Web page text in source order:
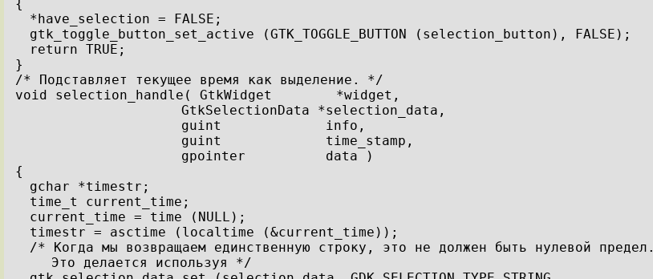
{
*have_selection = FALSE;
gtk_toggle_button_set_active (GTK_TOGGLE_BUTTON (selection_button), FALSE);
return TRUE;
}
/* Подставляет текущее время как выделение.
*/
void selection_handle( GtkWidget        *widget,
GtkSelectionData *selection_data,
guint             info,
guint             time_stamp,
gpointer          data )
{
gchar *timestr;
time_t current_time;
current_time = time (NULL);
timestr = asctime (localtime (&current_time));
/* Когда мы возвращаем единственную строку, это не должен быть нулевой предел.
Это делается используя */